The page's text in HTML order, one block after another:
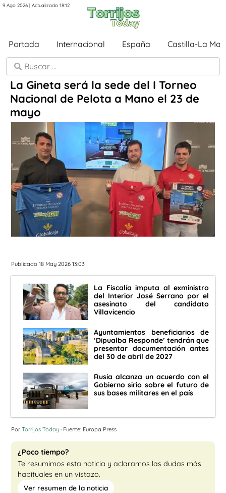
9 Ago 2026 | Actualizado 18:12
Portada Internacional España Castilla-La
La Gineta será la sede del I Torneo
Nacional de Pelota a Mano el 23 de
mayo
.
Publicado 18 May 2026 13:03
La Fiscalía imputa al exministro
del Interior José Serrano por el
asesinato del candidato
Villavicencio
Ayuntamientos beneficiarios de
‘Dipualba Responde’ tendrán que
presentar documentación antes
del 30 de abril de 2027
Rusia alcanza un acuerdo con el
Gobierno sirio sobre el futuro de
sus bases militares en el país
Por Torrijos Today · Fuente: Europa Press
¿Poco tiempo?
Te resumimos esta noticia y aclaramos las dudas más
habituales en un vistazo.
Ver resumen de la noticia